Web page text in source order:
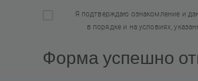
Я подтверждаю ознакомление и
в порядке и на условиях,
Форма успешно